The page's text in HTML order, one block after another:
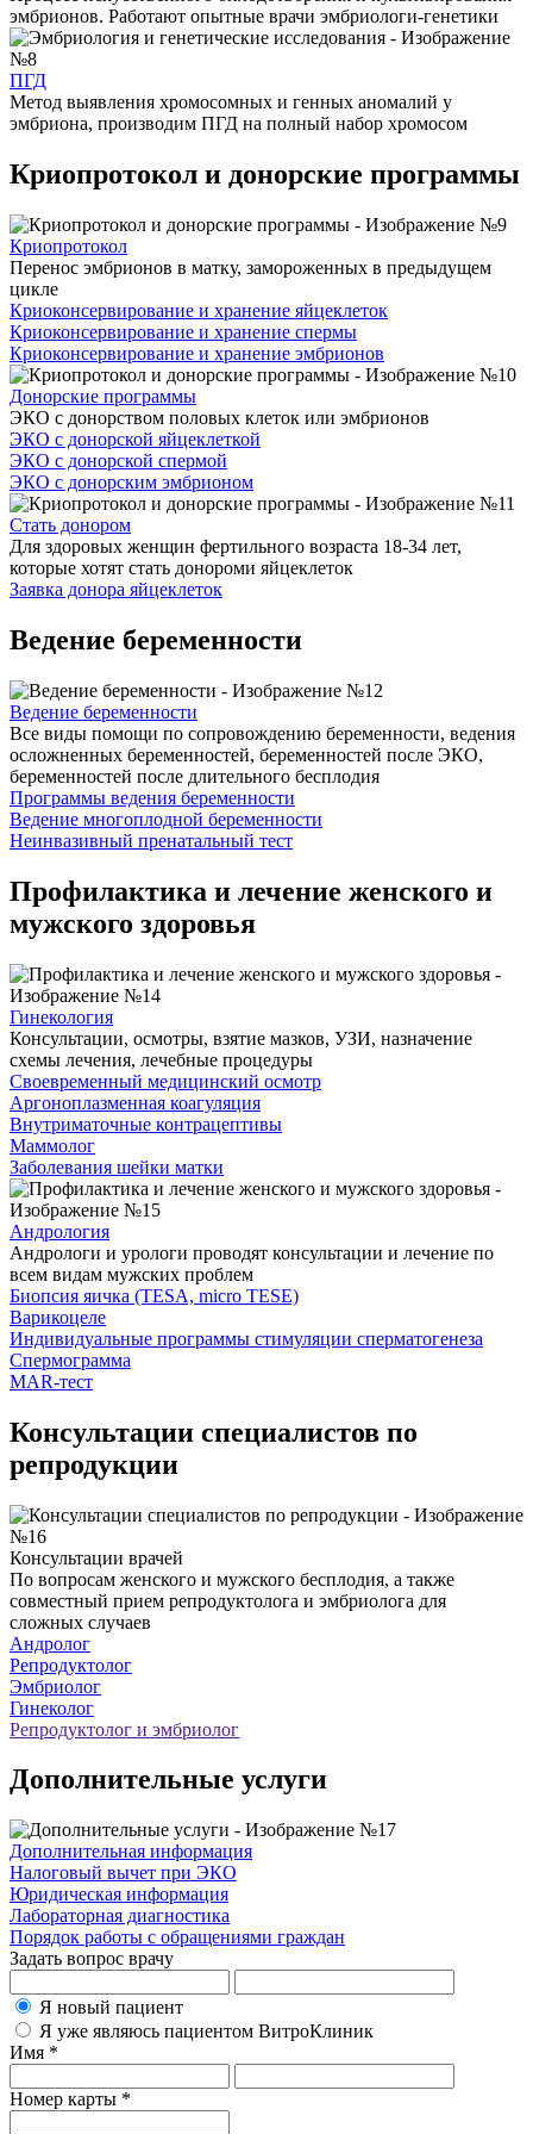
эмбрионов. Работают опытные врачи эмбриологи-генетики
ПГД
Метод выявления хромосомных и генных аномалий у
эмбриона, производим ПГД на полный набор хромосом
Криопротокол и донорские программы
Криопротокол
Перенос эмбрионов в матку, замороженных в предыдущем
цикле
Криоконсервирование и хранение яйцеклеток
Криоконсервирование и хранение спермы
Криоконсервирование и хранение эмбрионов
Донорские программы
ЭКО с донорством половых клеток или эмбрионов
ЭКО с донорской яйцеклеткой
ЭКО с донорской спермой
ЭКО с донорским эмбрионом
Стать донором
Для здоровых женщин фертильного возраста 18-34 лет,
которые хотят стать донороми яйцеклеток
Заявка донора яйцеклеток
Ведение беременности
Ведение беременности
Все виды помощи по сопровождению беременности, ведения
осложненных беременностей, беременностей после ЭКО,
беременностей после длительного бесплодия
Программы ведения беременности
Ведение многоплодной беременности
Неинвазивный пренатальный тест
Профилактика и лечение женского и
мужского здоровья
Гинекология
Консультации, осмотры, взятие мазков, УЗИ, назначение
схемы лечения, лечебные процедуры
Своевременный медицинский осмотр
Аргоноплазменная коагуляция
Внутриматочные контрацептивы
Маммолог
Заболевания шейки матки
Андрология
Андрологи и урологи проводят консультации и лечение по
всем видам мужских проблем
Биопсия яичка (TESA, micro TESE)
Варикоцеле
Индивидуальные программы стимуляции сперматогенеза
Спермограмма
MAR-тест
Консультации специалистов по
репродукции
Консультации врачей
По вопросам женского и мужского бесплодия, а также
совместный прием репродуктолога и эмбриолога для
сложных случаев
Андролог
Репродуктолог
Эмбриолог
Гинеколог
Репродуктолог и эмбриолог
Дополнительные услуги
Дополнительная информация
Налоговый вычет при ЭКО
Юридическая информация
Лабораторная диагностика
Порядок работы с обращениями граждан
Задать вопрос врачу
Я новый пациент
Я уже являюсь пациентом ВитроКлиник
Имя *
Номер карты *